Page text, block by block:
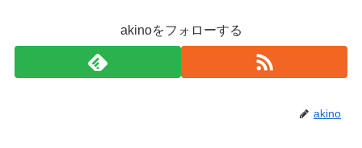
akinoをフォローする
akino